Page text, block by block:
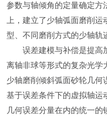
参数与轴倾角的定量确定方
上，建立了少轴弧面磨削
型、不同磨削方式的少轴轨
误差建模与补偿是提高
离轴非球等形式的复杂光学
少轴磨削倾斜弧面砂轮几何
基于误差条件下的虚拟轴运
几何误差分量在内的统一的